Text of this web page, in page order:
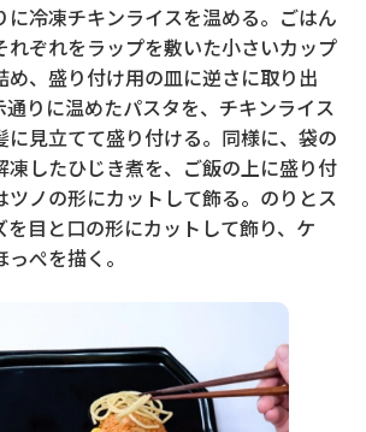
に冷凍チキンライスを温める。ごはん
れぞれをラップを敷いた小さいカップ
め、盛り付け用の皿に逆さに取り出
通りに温めたパスタを、チキンライス
に見立てて盛り付ける。同様に、袋の
凍したひじき煮を、ご飯の上に盛り付
ツノの形にカットして飾る。のりとス
を目と口の形にカットして飾り、ケ
ぺを描く。